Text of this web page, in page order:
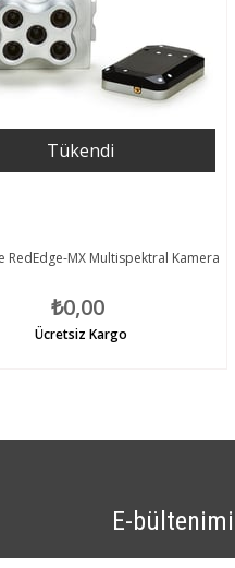
Tükendi
RedEdge-MX Multispektral Kamera
₺0,00
Ücretsiz Kargo
E-